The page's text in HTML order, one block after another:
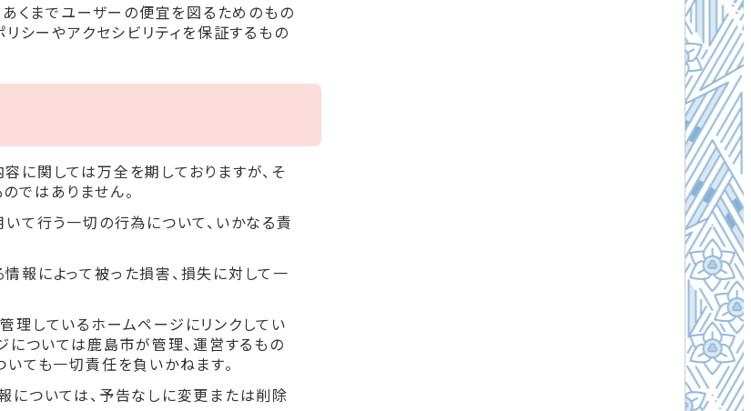
くまでユーザーの便宜を図るためのもの
リシーやアクセシビリティを保証するもの
に関しては万全を期しておりますが、そ
ではありません。
て行う一切の行為について、いかなる責
報によって被った損害、損失に対して一
理しているホームページにリンクしてい
については鹿島市が管理、運営するもの
ても一切責任を負いかねます。
については、予告なしに変更または削除